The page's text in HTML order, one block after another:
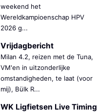
weekend het
Wereldkampioenschap HPV
2026 g...
Vrijdagbericht
Milan 4.2, reizen met de Tuna,
VM'en in uitzonderlijke
omstandigheden, te laat (voor
mij), Bülk R...
WK Ligfietsen Live Timing